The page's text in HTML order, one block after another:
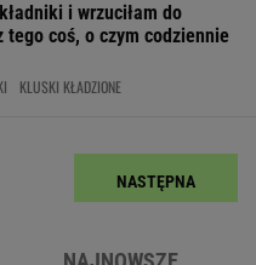
i wrzuciłam do
tego coś, o czym codziennie
KLUSKI KŁADZIONE
NASTĘPNA